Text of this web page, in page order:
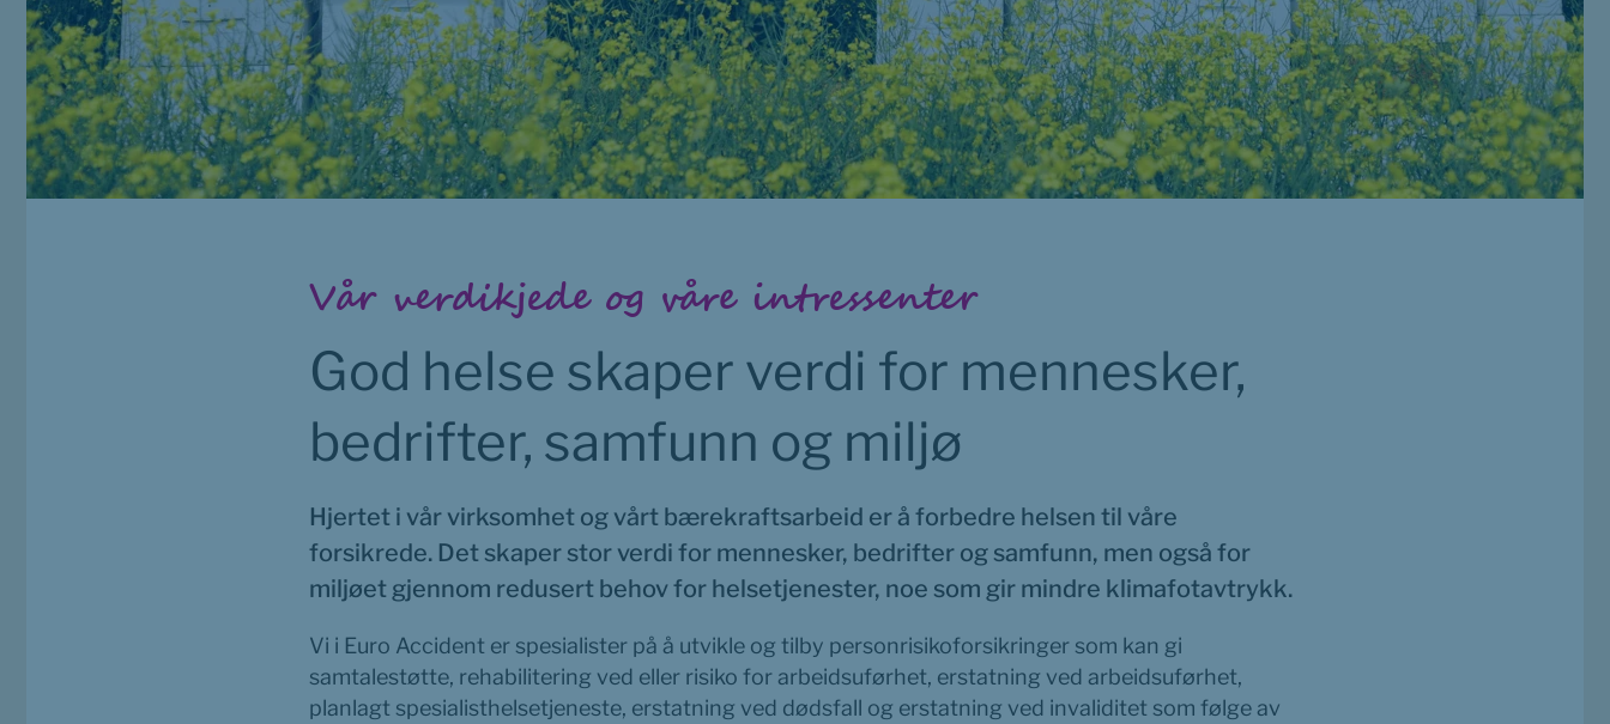
Vår verdikjede og våre intressenter
God helse skaper verdi for mennesker,
bedrifter, samfunn og miljø
Hjertet i vår virksomhet og vårt bærekraftsarbeid er å forbedre helsen til våre
forsikrede. Det skaper stor verdi for mennesker, bedrifter og samfunn, men også for
miljøet gjennom redusert behov for helsetjenester, noe som gir mindre klimafotavtrykk.
Vi i Euro Accident er spesialister på å utvikle og tilby personrisikoforsikringer som kan gi
samtalestøtte, rehabilitering ved eller risiko for arbeidsuførhet, erstatning ved arbeidsuførhet,
planlagt spesialisthelsetjeneste, erstatning ved dødsfall og erstatning ved invaliditet som følge av